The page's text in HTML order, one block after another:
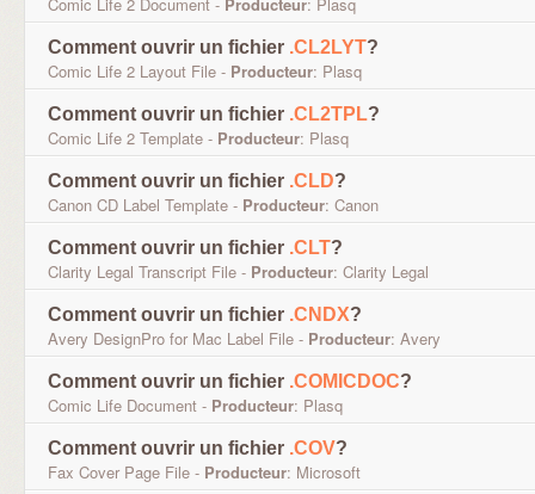
Comment ouvrir un fichier .CL2LYT?
Comic Life 2 Layout File - Producteur: Plasq
Comment ouvrir un fichier .CL2TPL?
Comic Life 2 Template - Producteur: Plasq
Comment ouvrir un fichier .CLD?
Canon CD Label Template - Producteur: Canon
Comment ouvrir un fichier .CLT?
Clarity Legal Transcript File - Producteur: Clarity Legal
Comment ouvrir un fichier .CNDX?
Avery DesignPro for Mac Label File - Producteur: Avery
Comment ouvrir un fichier .COMICDOC?
Comic Life Document - Producteur: Plasq
Comment ouvrir un fichier .COV?
Fax Cover Page File - Producteur: Microsoft